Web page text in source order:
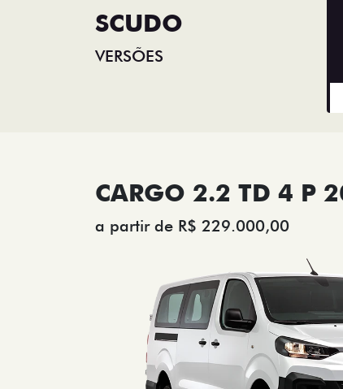
SCUDO
VERSÕES
CARGO 2.2 TD 4 P
a partir de R$ 229.000,00